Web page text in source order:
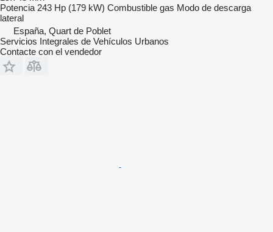
Potencia 243 Hp (179 kW) Combustible gas Modo de descarga
lateral
España, Quart de Poblet
Servicios Integrales de Vehículos Urbanos
Contacte con el vendedor